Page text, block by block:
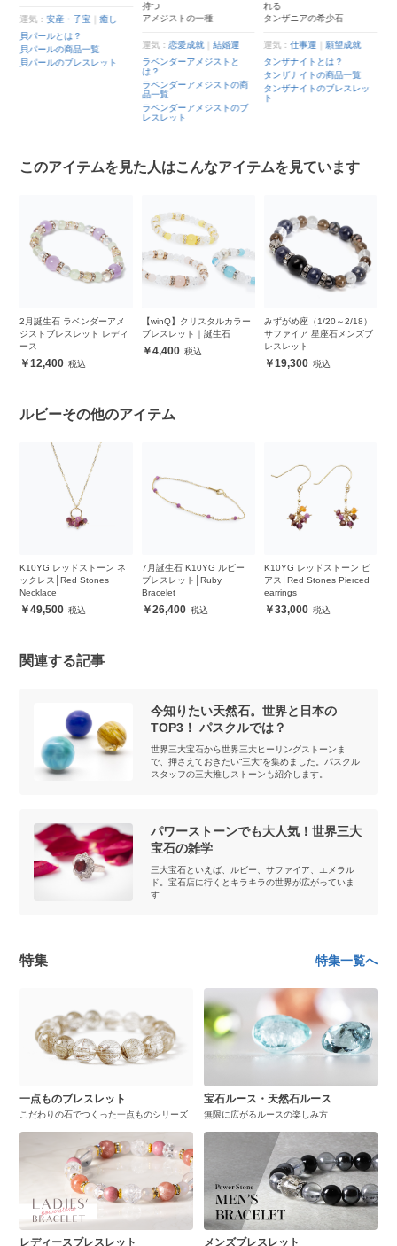
運気：安産・子宝 ｜癒し
貝パールとは？
貝パールの商品一覧
貝パールのブレスレット
持つ
アメジストの一種
運気：恋愛成就 ｜結婚運
ラベンダーアメジストと
は？
ラベンダーアメジストの商
品一覧
ラベンダーアメジストのブ
レスレット
れる
タンザニアの希少石
運気：仕事運
願望成就
タンザナイトとは？
タンザナイトの商品一覧
タンザナイトのブレスレッ
ト
このアイテムを見た人はこんなアイテムを見ています
2月誕生石 ラベンダーアメ
ジストブレスレット レディ
ース
12,400
【winQ】クリスタルカラー
ブレスレット｜誕生石
4,400
みずがめ座（1/20～2/18）
サファイア 星座石メンズブ
レスレット
19,300
ルビーその他のアイテム
K10YG レッドストーン ネ
ックレス│Red Stones
Necklace
49,500
7月誕生石 K10YG ルビー
ブレスレット│Ruby
Bracelet
26,400
K10YG レッドストーン ピ
アス│Red Stones Pierced
earrings
33,000
関連する記事
今知りたい天然石。世界と日本の
TOP3！ パスクルでは？
世界三大宝石から世界三大ヒーリングストーンま
で、押さえておきたい“三大”を集めました。パスクル
スタッフの三大推しストーンも紹介します。
パワーストーンでも大人気！世界三大
宝石の雑学
三大宝石といえば、ルビー、サファイア、エメラル
ド。宝石店に行くとキラキラの世界が広がっていま
す
特集 特集一覧へ
一点ものブレスレット
こだわりの石でつくった一点ものシリーズ
宝石ルース・天然石ルース
無限に広がるルースの楽しみ方
レディースブレスレット メンズブレスレット